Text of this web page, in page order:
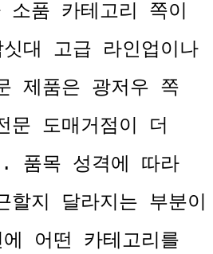
소품 카테고리 쪽이
대 고급 라인업이나
제품은 광저우 쪽
문 도매거점이 더
. 품목 성격에 따라
할지 달라지는 부분이
어떤 카테고리를